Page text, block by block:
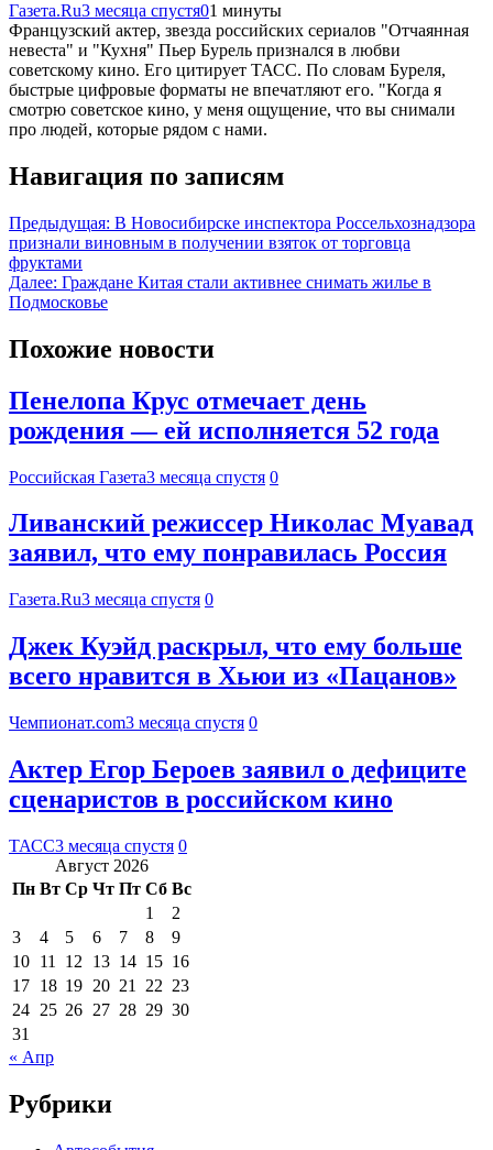
Газета.Ru3 месяца спустя01 минуты
Французский актер, звезда российских сериалов "Отчаянная
невеста" и "Кухня" Пьер Бурель признался в любви
советскому кино. Его цитирует ТАСС. По словам Буреля,
быстрые цифровые форматы не впечатляют его. "Когда я
смотрю советское кино, у меня ощущение, что вы снимали
про людей, которые рядом с нами.
Навигация по записям
Предыдущая: В Новосибирске инспектора Россельхознадзора
признали виновным в получении взяток от торговца
фруктами
Далее: Граждане Китая стали активнее снимать жилье в
Подмосковье
Похожие новости
Пенелопа Крус отмечает день
рождения — ей исполняется 52 года
Российская Газета3 месяца спустя 0
Ливанский режиссер Николас Муавад
заявил, что ему понравилась Россия
Газета.Ru3 месяца спустя 0
Джек Куэйд раскрыл, что ему больше
всего нравится в Хьюи из «Пацанов»
Чемпионат.com3 месяца спустя 0
Актер Егор Бероев заявил о дефиците
сценаристов в российском кино
ТАСС3 месяца спустя 0
Август 2026
Пн Вт Ср Чт Пт Сб Вс
1
2
3
4 5 6 7 8
9
10 11 12 13 14 15 16
17 18 19 20 21 22 23
24 25 26 27 28 29 30
31
« Апр
Рубрики